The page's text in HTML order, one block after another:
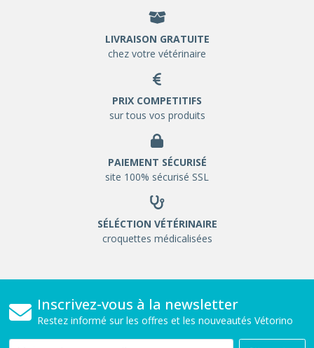
LIVRAISON GRATUITE
chez votre vétérinaire
PRIX COMPETITIFS
sur tous vos produits
PAIEMENT SÉCURISÉ
site 100% sécurisé SSL
SÉLÉCTION VÉTÉRINAIRE
croquettes médicalisées
Inscrivez-vous à la newsletter
Restez informé sur les offres et les nouveautés Vétorino